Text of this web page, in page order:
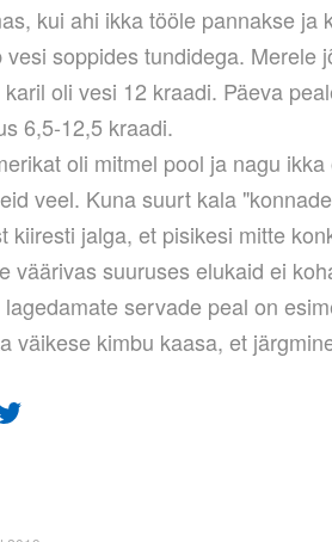
kui ahi ikka tööle pannakse ja
vesi soppides tundidega. Merele
oli vesi 12 kraadi. Päeva
6,5-12,5 kraadi.
oli mitmel pool ja nagu
veel. Kuna suurt kala
kiiresti jalga, et pisikesi mitte
väärivas suuruses elukaid ei
servade peal on
väikese kimbu kaasa, et